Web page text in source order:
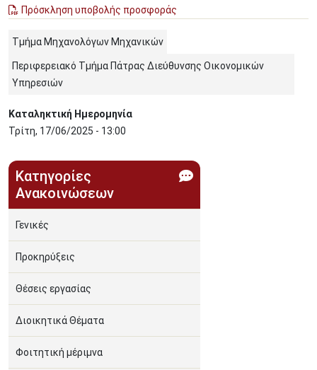
Πρόσκληση υποβολής προσφοράς
Τμήμα Μηχανολόγων Μηχανικών
Περιφερειακό Τμήμα Πάτρας Διεύθυνσης Οικονομικών
Υπηρεσιών
Καταληκτική Ημερομηνία
Τρίτη, 17/06/2025 - 13:00
Κατηγορίες
Ανακοινώσεων
Γενικές
Προκηρύξεις
Θέσεις εργασίας
Διοικητικά Θέματα
Φοιτητική μέριμνα